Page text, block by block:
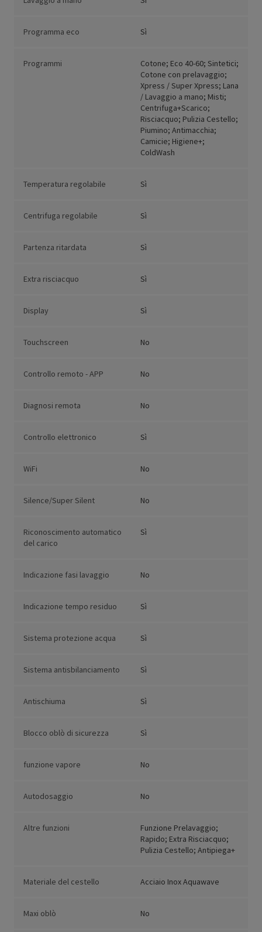
Programma eco Sì
Programmi
Cotone; Eco 40-60; Sintetici;
Cotone con prelavaggio;
Xpress / Super Xpress; Lana
/ Lavaggio a mano; Misti;
Centrifuga+Scarico;
Risciacquo; Pulizia Cestello;
Piumino; Antimacchia;
Camicie; Higiene+;
ColdWash
Temperatura regolabile Sì
Centrifuga regolabile Sì
Partenza ritardata Sì
Extra risciacquo Sì
Display Sì
Touchscreen No
Controllo remoto - APP No
Diagnosi remota No
Controllo elettronico Sì
WiFi No
Silence/Super Silent No
Riconoscimento automatico
del carico
Sì
Indicazione fasi lavaggio No
Indicazione tempo residuo Sì
Sistema protezione acqua Sì
Sistema antisbilanciamento Sì
Antischiuma Sì
Blocco oblò di sicurezza Sì
funzione vapore No
Autodosaggio No
Altre funzioni
Funzione Prelavaggio;
Rapido; Extra Risciacquo;
Pulizia Cestello; Antipiega+
Materiale del cestello Acciaio Inox Aquawave
Maxi oblò No